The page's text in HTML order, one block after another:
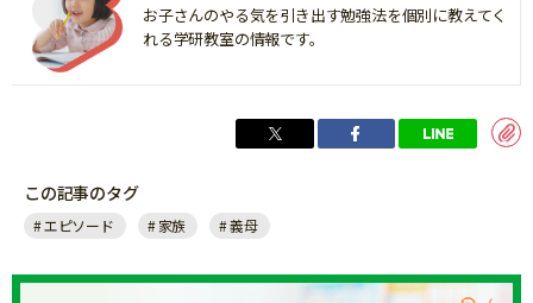
お子さんのやる気を引き出す勉強法を個別に教えてく
れる学研教室の情報です。
この記事のタグ
エピソード 家族 義母